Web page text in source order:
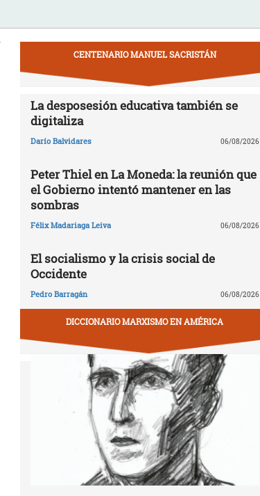
CENTENARIO MANUEL SACRISTÁN
La desposesión educativa también se
digitaliza
Darío Balvidares 06/08/2026
Peter Thiel en La Moneda: la reunión que
el Gobierno intentó mantener en las
sombras
Félix Madariaga Leiva 06/08/2026
El socialismo y la crisis social de
Occidente
Pedro Barragán 06/08/2026
DICCIONARIO MARXISMO EN AMÉRICA